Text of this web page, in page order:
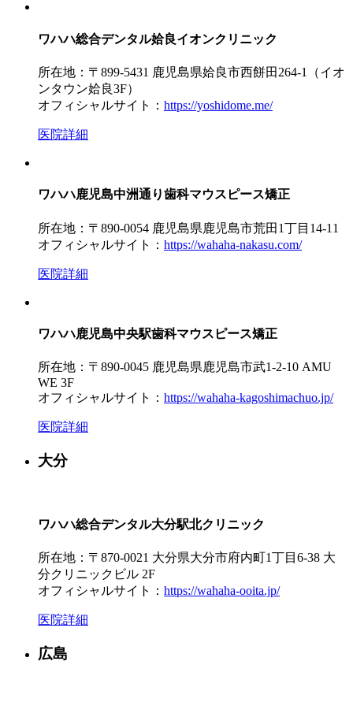
ワハハ総合デンタル姶良イオンクリニック
所在地：〒899-5431 鹿児島県姶良市西餅田264-1（イオ
ンタウン姶良3F）
オフィシャルサイト： https://yoshidome.me/
医院詳細
ワハハ鹿児島中洲通り歯科マウスピース矯正
所在地：〒890-0054 鹿児島県鹿児島市荒田1丁目14-11
オフィシャルサイト： https://wahaha-nakasu.com/
医院詳細
ワハハ鹿児島中央駅歯科マウスピース矯正
所在地：〒890-0045 鹿児島県鹿児島市武1-2-10 AMU
WE 3F
オフィシャルサイト： https://wahaha-kagoshimachuo.jp/
医院詳細
大分
ワハハ総合デンタル大分駅北クリニック
所在地：〒870-0021 大分県大分市府内町1丁目6-38 大
分クリニックビル 2F
オフィシャルサイト： https://wahaha-ooita.jp/
医院詳細
広島